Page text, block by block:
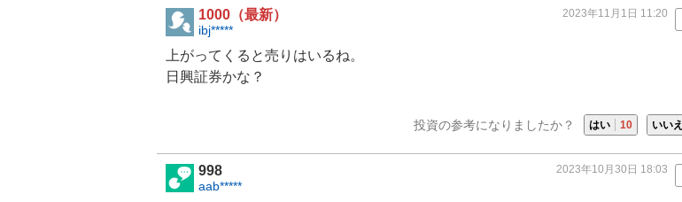
1000（最新）
ibj*****
2023年11月1日 11:20
上がってくると売りはいるね。
日興証券かな？
投資の参考になりましたか？ はい 10 いいえ
998
aab*****
2023年10月30日 18:03